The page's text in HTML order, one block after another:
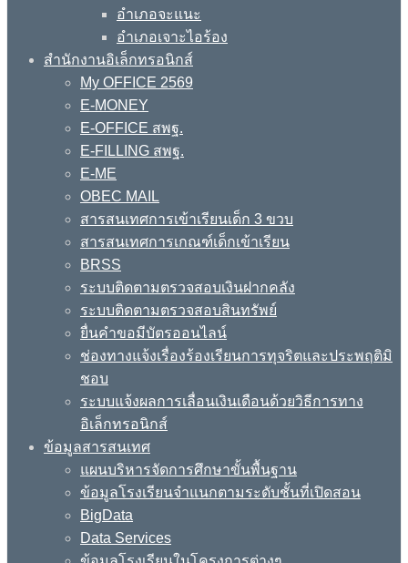
อำเภอจะแนะ
อำเภอเจาะไอร้อง
สำนักงานอิเล็กทรอนิกส์
My OFFICE 2569
E-MONEY
E-OFFICE สพฐ.
E-FILLING สพฐ.
E-ME
OBEC MAIL
สารสนเทศการเข้าเรียนเด็ก 3 ขวบ
สารสนเทศการเกณฑ์เด็กเข้าเรียน
BRSS
ระบบติดตามตรวจสอบเงินฝากคลัง
ระบบติดตามตรวจสอบสินทรัพย์
ยื่นคำขอมีบัตรออนไลน์
ช่องทางแจ้งเรื่องร้องเรียนการทุจริตและประพฤติมิ
ชอบ
ระบบแจ้งผลการเลื่อนเงินเดือนด้วยวิธีการทาง
อิเล็กทรอนิกส์
ข้อมูลสารสนเทศ
แผนบริหารจัดการศึกษาขั้นพื้นฐาน
ข้อมูลโรงเรียนจำแนกตามระดับชั้นที่เปิดสอน
BigData
Data Services